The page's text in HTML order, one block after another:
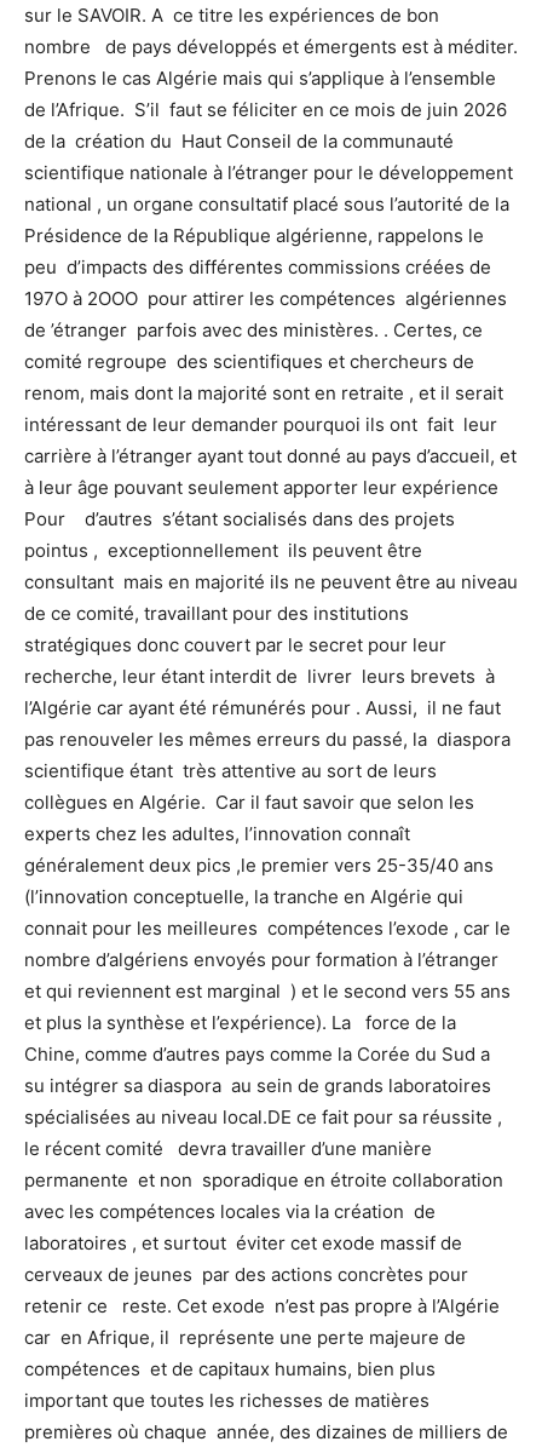
sur le SAVOIR. A ce titre les expériences de bon
nombre de pays développés et émergents est à méditer.
Prenons le cas Algérie mais qui s’applique à l’ensemble
de l’Afrique. S’il faut se féliciter en ce mois de juin 2026
de la création du Haut Conseil de la communauté
scientifique nationale à l’étranger pour le développement
national , un organe consultatif placé sous l’autorité de la
Présidence de la République algérienne, rappelons le
peu d’impacts des différentes commissions créées de
197O à 2OOO pour attirer les compétences algériennes
de ’étranger parfois avec des ministères. . Certes, ce
comité regroupe des scientifiques et chercheurs de
renom, mais dont la majorité sont en retraite , et il serait
intéressant de leur demander pourquoi ils ont fait leur
carrière à l’étranger ayant tout donné au pays d’accueil, et
à leur âge pouvant seulement apporter leur expérience
Pour d’autres s’étant socialisés dans des projets
pointus , exceptionnellement ils peuvent être
consultant mais en majorité ils ne peuvent être au niveau
de ce comité, travaillant pour des institutions
stratégiques donc couvert par le secret pour leur
recherche, leur étant interdit de livrer leurs brevets à
l’Algérie car ayant été rémunérés pour . Aussi, il ne faut
pas renouveler les mêmes erreurs du passé, la diaspora
scientifique étant très attentive au sort de leurs
collègues en Algérie. Car il faut savoir que selon les
experts chez les adultes, l’innovation connaît
généralement deux pics ,le premier vers 25-35/40 ans
(l’innovation conceptuelle, la tranche en Algérie qui
connait pour les meilleures compétences l’exode , car le
nombre d’algériens envoyés pour formation à l’étranger
et qui reviennent est marginal ) et le second vers 55 ans
et plus la synthèse et l’expérience). La force de la
Chine, comme d’autres pays comme la Corée du Sud a
su intégrer sa diaspora au sein de grands laboratoires
spécialisées au niveau local.DE ce fait pour sa réussite ,
le récent comité devra travailler d’une manière
permanente et non sporadique en étroite collaboration
avec les compétences locales via la création de
laboratoires , et surtout éviter cet exode massif de
cerveaux de jeunes par des actions concrètes pour
retenir ce reste. Cet exode n’est pas propre à l’Algérie
car en Afrique, il représente une perte majeure de
compétences et de capitaux humains, bien plus
important que toutes les richesses de matières
premières où chaque année, des dizaines de milliers de